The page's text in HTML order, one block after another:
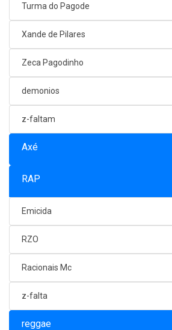
Turma do Pagode
Xande de Pilares
Zeca Pagodinho
demonios
z-faltam
Axé
RAP
Emicida
RZO
Racionais Mc
z-falta
reggae